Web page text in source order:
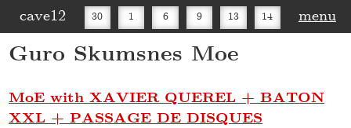
cave12 30 1 6 9 13 14
16 30
menu
Guro Skumsnes Moe
MoE with XAVIER QUEREL + BATON
XXL + PASSAGE DE DISQUES